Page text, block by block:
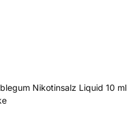
Nikotinsalz Liquid 10 ml